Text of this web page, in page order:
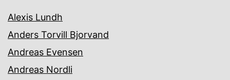
Alexis Lundh
Anders Torvill Bjorvand
Andreas Evensen
Andreas Nordli